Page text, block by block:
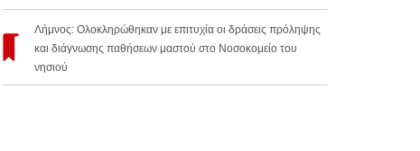
Λήμνος: Ολοκληρώθηκαν με επιτυχία οι δράσεις πρόληψης
και διάγνωσης παθήσεων μαστού στο Νοσοκομείο του
νησιού